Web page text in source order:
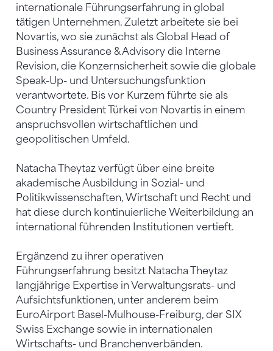
internationale Führungserfahrung in global
tätigen Unternehmen. Zuletzt arbeitete sie bei
Novartis, wo sie zunächst als Global Head of
Business Assurance & Advisory die Interne
Revision, die Konzernsicherheit sowie die globale
Speak-Up- und Untersuchungsfunktion
verantwortete. Bis vor Kurzem führte sie als
Country President Türkei von Novartis in einem
anspruchsvollen wirtschaftlichen und
geopolitischen Umfeld.
Natacha Theytaz verfügt über eine breite
akademische Ausbildung in Sozial- und
Politikwissenschaften, Wirtschaft und Recht und
hat diese durch kontinuierliche Weiterbildung an
international führenden Institutionen vertieft.
Ergänzend zu ihrer operativen
Führungserfahrung besitzt Natacha Theytaz
langjährige Expertise in Verwaltungsrats- und
Aufsichtsfunktionen, unter anderem beim
EuroAirport Basel-Mulhouse-Freiburg, der SIX
Swiss Exchange sowie in internationalen
Wirtschafts- und Branchenverbänden.